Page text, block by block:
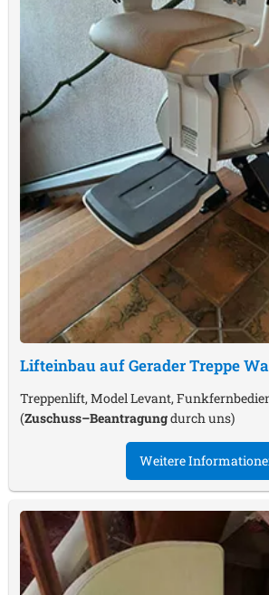
Lifteinbau auf Gerader Treppe
Treppenlift, Model Levant,
(Zuschuss–Beantragungdurch uns)
Weitere